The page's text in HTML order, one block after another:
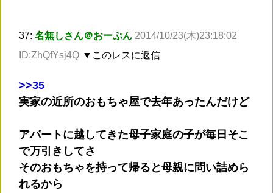
37: 名無しさん＠おーぷん 2014/10/23(木)23:18:02
ID:ZhQfYsj4Q ▼このレスに返信
>>35
実家の近所のおもちゃ屋で去年あったんだけど
アパートに越してきた母子家庭の子が毎日そこ
で万引きしてさ
そのおもちゃを持って帰ると母親に問い詰めら
れるから